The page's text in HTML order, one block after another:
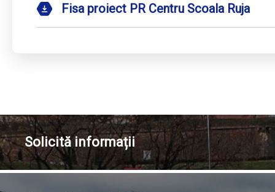
Fisa proiect PR Centru Scoala Ruja
Solicităinformații